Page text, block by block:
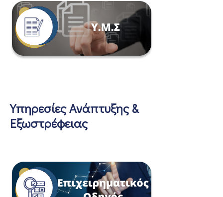
Υπηρεσίες Ανάπτυξης &
Εξωστρέφειας